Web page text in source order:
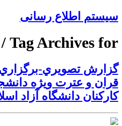
سیستم اطلاع رسانی
Tag Archives for / عترت
گزارش تصويري-
قران و عترت ويژه
كاركنان دانشگاه آزاد